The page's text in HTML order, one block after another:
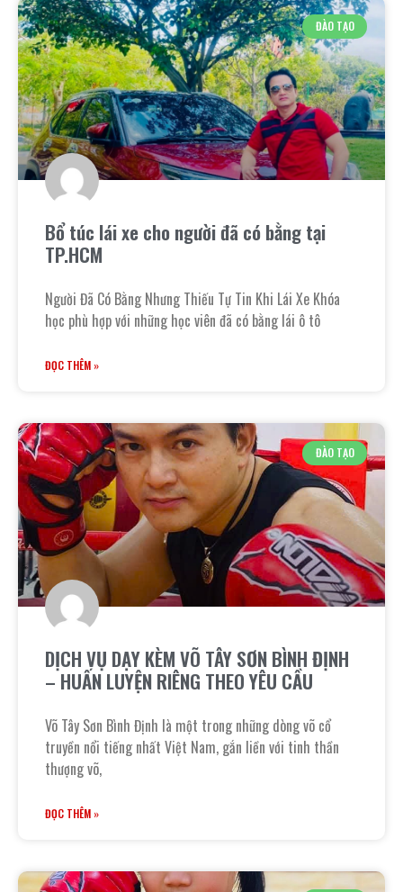
ĐÀO TẠO
Bổ túc lái xe cho người đã có bằng tại
TP.HCM
Người Đã Có Bằng Nhưng Thiếu Tự Tin Khi Lái Xe Khóa
học phù hợp với những học viên đã có bằng lái ô tô
ĐỌC THÊM »
ĐÀO TẠO
DỊCH VỤ DẠY KÈM VÕ TÂY SƠN BÌNH ĐỊNH
– HUẤN LUYỆN RIÊNG THEO YÊU CẦU
Võ Tây Sơn Bình Định là một trong những dòng võ cổ
truyền nổi tiếng nhất Việt Nam, gắn liền với tinh thần
thượng võ,
ĐỌC THÊM »